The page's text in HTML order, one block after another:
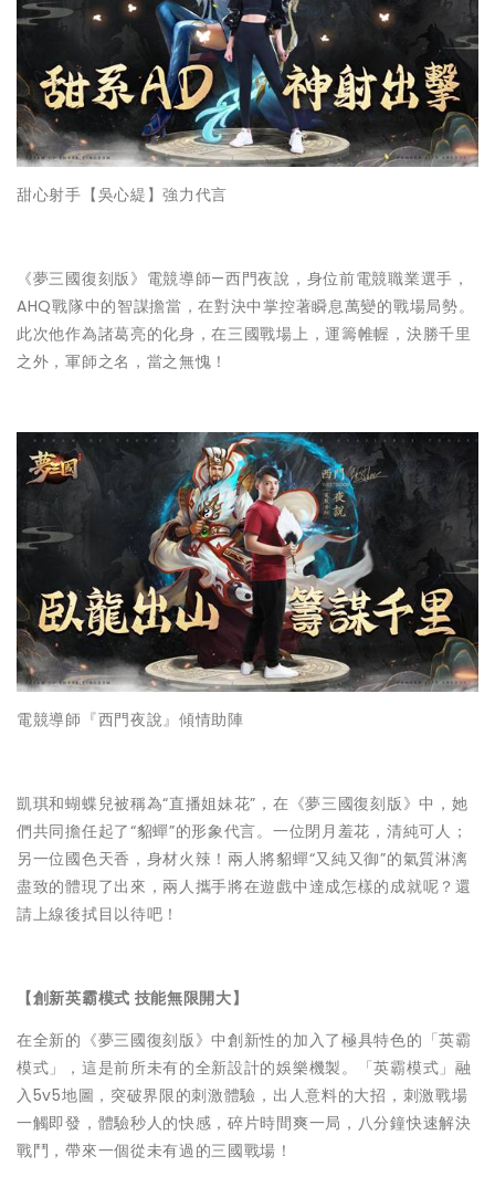
甜心射手【吳心緹】強力代言
《夢三國復刻版》電競導師—西門夜說，身位前電競職業選手，
AHQ戰隊中的智謀擔當，在對決中掌控著瞬息萬變的戰場局勢。
此次他作為諸葛亮的化身，在三國戰場上，運籌帷幄，決勝千里
之外，軍師之名，當之無愧！
電競導師『西門夜說』傾情助陣
凱琪和蝴蝶兒被稱為“直播姐妹花”，在《夢三國復刻版》中，她
們共同擔任起了“貂蟬”的形象代言。一位閉月羞花，清純可人；
另一位國色天香，身材火辣！兩人將貂蟬“又純又御”的氣質淋漓
盡致的體現了出來，兩人攜手將在遊戲中達成怎樣的成就呢？還
請上線後拭目以待吧！
【創新英霸模式 技能無限開大】
在全新的《夢三國復刻版》中創新性的加入了極具特色的「英霸
模式」，這是前所未有的全新設計的娛樂機製。「英霸模式」融
入5v5地圖，突破界限的刺激體驗，出人意料的大招，刺激戰場
一觸即發，體驗秒人的快感，碎片時間爽一局，八分鐘快速解決
戰鬥，帶來一個從未有過的三國戰場！